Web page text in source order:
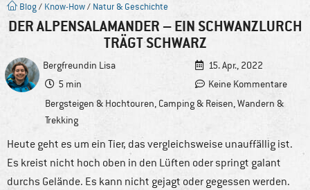
Blog / Know-How/ Natur & Geschichte
DER ALPENSALAMANDER – EIN SCHWANZLURCH
TRÄGT SCHWARZ
Bergfreundin Lisa
15. Apr., 2022
5 min
Keine Kommentare
Bergsteigen & Hochtouren, Camping & Reisen,Wandern &
Trekking
Heute geht es um ein Tier, das vergleichsweise unauffällig ist.
Es kreist nicht hoch oben in den Lüften oder springt galant
durchs Gelände. Es kann nicht gejagt oder gegessen werden.